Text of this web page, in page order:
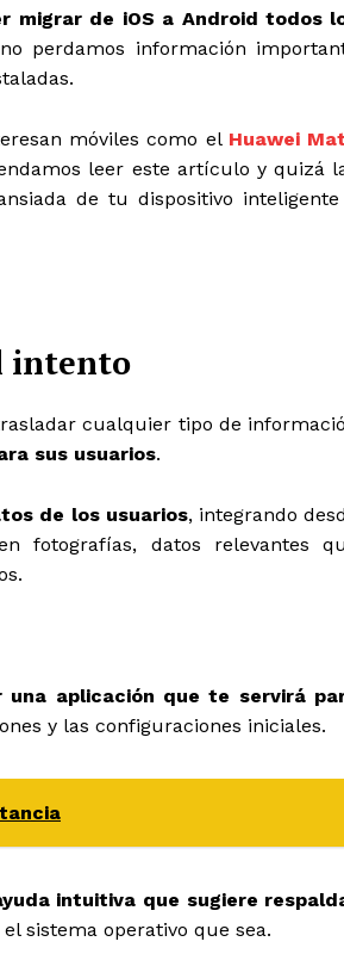
migrar de iOS a Android todos
perdamos información
móviles como el Huawei
leer este artículo y quizá
de tu dispositivo
intento
cualquier tipo de
sus usuarios.
de los usuarios, integrando
fotografías, datos relevantes
una aplicación que te servirá
y las configuraciones iniciales.
intuitiva que sugiere
sistema operativo que sea.